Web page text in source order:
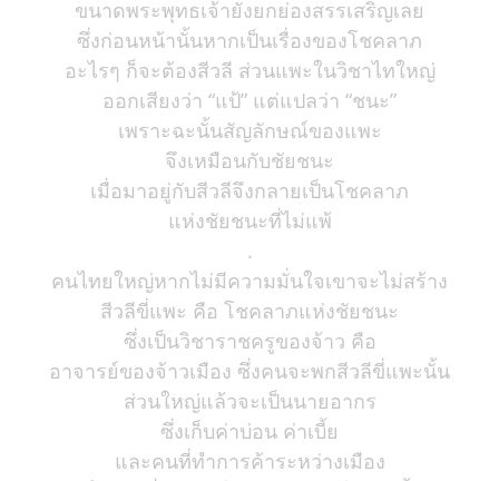
ขนาดพระพุทธเจ้ายังยกย่องสรรเสริญเลย
ซึ่งก่อนหน้านั้นหากเป็นเรื่องของโชคลาภ
อะไรๆ ก็จะต้องสีวลี ส่วนแพะในวิชาไทใหญ่
ออกเสียงว่า “แป้” แต่แปลว่า “ชนะ”
เพราะฉะนั้นสัญลักษณ์ของแพะ
จึงเหมือนกับชัยชนะ
เมื่อมาอยู่กับสีวลีจึงกลายเป็นโชคลาภ
แห่งชัยชนะที่ไม่แพ้
.
คนไทยใหญ่หากไม่มีความมั่นใจเขาจะไม่สร้าง
สีวลีขี่แพะ คือ โชคลาภแห่งชัยชนะ
ซึ่งเป็นวิชาราชครูของจ้าว คือ
อาจารย์ของจ้าวเมือง ซึ่งคนจะพกสีวลีขี่แพะนั้น
ส่วนใหญ่แล้วจะเป็นนายอากร
ซึ่งเก็บค่าบ่อน ค่าเบี้ย
และคนที่ทำการค้าระหว่างเมือง